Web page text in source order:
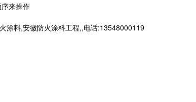
来操作
涂料,安徽防火涂料工程,,电话:13548000119